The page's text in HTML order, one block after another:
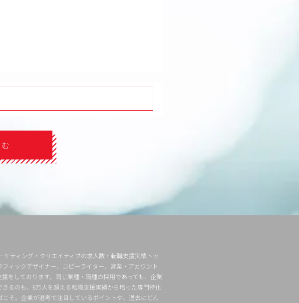
ティング・クリエイティブの求人数・転職支援実績トッ
ィックデザイナー、コピーライター、営業・アカウント
をしております。同じ業種・職種の採用であっても、企業
るのも、6万人を超える転職支援実績から培った専門特化
そ。企業が選考で注目しているポイントや、過去にどん